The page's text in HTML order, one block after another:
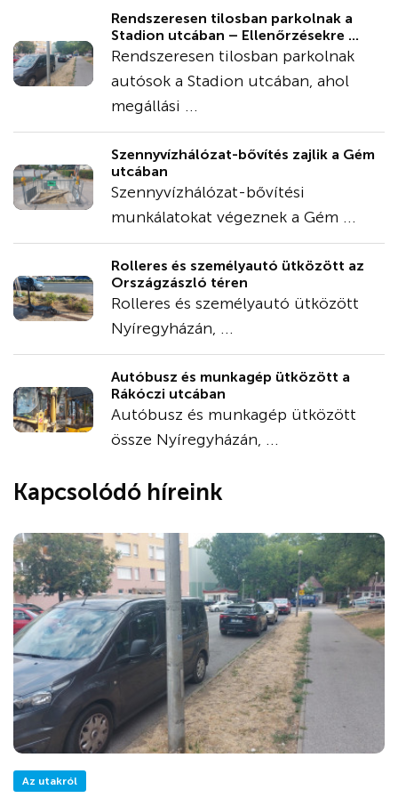
Rendszeresen tilosban parkolnak a
Stadion utcában – Ellenőrzésekre ...
Rendszeresen tilosban parkolnak
autósok a Stadion utcában, ahol
megállási ...
Szennyvízhálózat-bővítés zajlik a Gém
utcában
Szennyvízhálózat-bővítési
munkálatokat végeznek a Gém ...
Rolleres és személyautó ütközött az
Országzászló téren
Rolleres és személyautó ütközött
Nyíregyházán, ...
Autóbusz és munkagép ütközött a
Rákóczi utcában
Autóbusz és munkagép ütközött
össze Nyíregyházán, ...
Kapcsolódó híreink
Az utakról